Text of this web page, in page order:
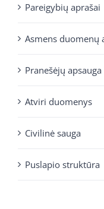
Pareigybių aprašai
Asmens duomenų
Pranešėjų apsauga
Atviri duomenys
Civilinė sauga
Puslapio struktūra